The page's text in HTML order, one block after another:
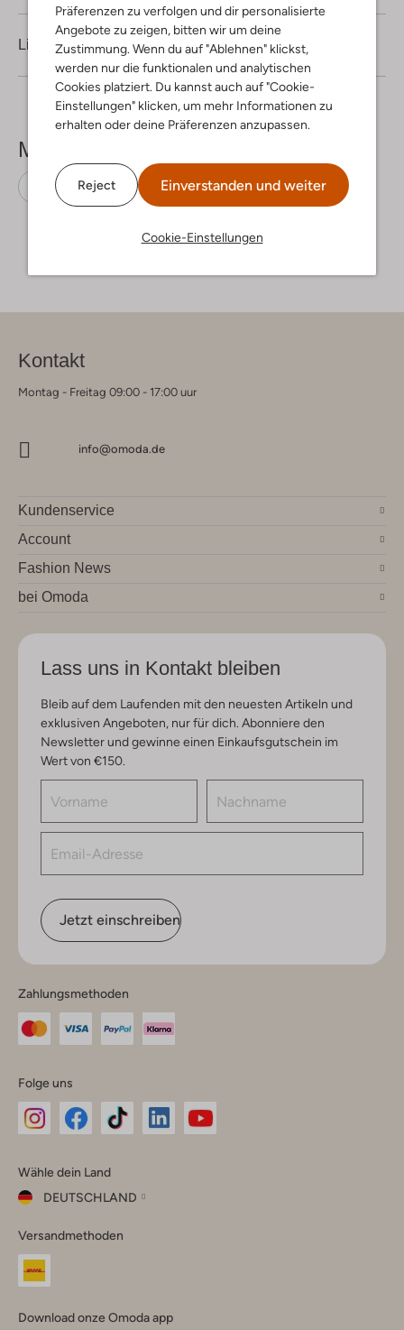
Präferenzen zu verfolgen und dir personalisierte
Angebote zu zeigen, bitten wir um deine
Zustimmung. Wenn du auf "Ablehnen" klickst,
werden nur die funktionalen und analytischen
Cookies platziert. Du kannst auch auf "Cookie-
Einstellungen" klicken, um mehr Informationen zu
erhalten oder deine Präferenzen anzupassen.
Reject Einverstanden und weiter
Cookie-Einstellungen
Lieferung & Rückgabe
Mehr sehen
Sandalen Reef Leder-Optik
Kontakt
Montag - Freitag 09:00 - 17:00 uur
info@omoda.de
Kundenservice
Account
Fashion News
bei Omoda
Lass uns in Kontakt bleiben
Bleib auf dem Laufenden mit den neuesten Artikeln und
exklusiven Angeboten, nur für dich. Abonniere den
Newsletter und gewinne einen Einkaufsgutschein im
Wert von €150.
Jetzt einschreiben
Zahlungsmethoden
Folge uns
Instagram
Facebook
TikTok
Wähle dein Land
DEUTSCHLAND
dein
Land
Versandmethoden
Download onze Omoda app